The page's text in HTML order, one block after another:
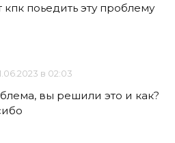
поьедить эту проблему
в 02:03
вы решили это и как?